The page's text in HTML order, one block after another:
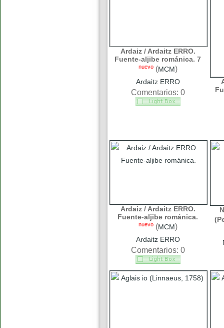
Ardaiz / Ardaitz ERRO.
Fuente-aljibe románica. 7
nuevo (MCM)
Ardaitz ERRO
Comentarios: 0
Ardaiz / Ardaitz ERRO.
Fuente-aljibe románica.
nuevo (MCM)
Ardaitz ERRO
Comentarios: 0